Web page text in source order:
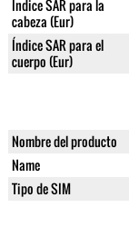
Índice SAR para la
cabeza (Eur)
Índice SAR para el
cuerpo (Eur)
Nombre del producto
Name
Tipo de SIM